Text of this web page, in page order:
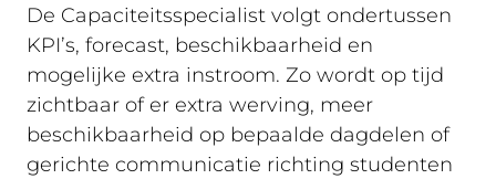
De Capaciteitsspecialist volgt ondertussen
KPI’s, forecast, beschikbaarheid en
mogelijke extra instroom. Zo wordt op tijd
zichtbaar of er extra werving, meer
beschikbaarheid op bepaalde dagdelen of
gerichte communicatie richting studenten